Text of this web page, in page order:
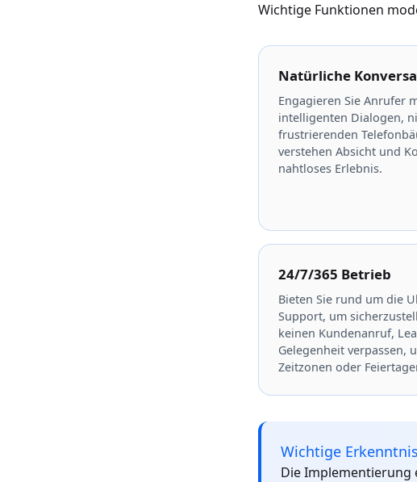
Wichtige Funktionen
Natürliche
Engagieren Sie Anrufer
intelligenten Dialogen,
frustrierenden
verstehen Absicht und
nahtloses Erlebnis.
24/7/365 Betrieb
Bieten Sie rund um die
Support, um
keinen Kundenanruf,
Gelegenheit verpassen,
Zeitzonen oder
Wichtige Erkenntnis
Die Implementierung